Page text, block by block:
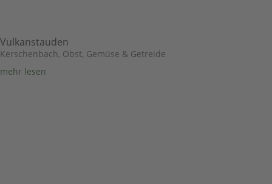
Vulkanstauden
Kerschenbach, Obst, Gemüse & Getreide
mehr lesen